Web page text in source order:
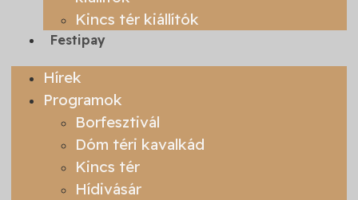
Kincs tér kiállítók
Festipay
Hírek
Programok
Borfesztivál
Dóm téri kavalkád
Kincs tér
Hídivásár